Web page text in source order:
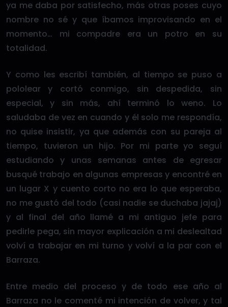
ya me daba por satisfecho, más otras poses cuyo
nombre no sé y que íbamos improvisando en el
momento… mi compadre era un potro en su
totalidad.
Y como les escribí también, al tiempo se puso a
pololear y cortó conmigo, sin despedida, sin
especial, y sin más, ahí terminó lo weno. Lo
saludaba de vez en cuando y él solo me respondía,
no quise insistir, ya que además con su pareja al
tiempo, tuvieron un hijo. Por mi parte yo seguí
estudiando y unas semanas antes de egresar
busqué trabajo en algunas empresas y encontré en
un lugar X y cuento corto no era lo que esperaba,
no me gustó del todo (casi nadie se duchaba jajaj)
y al final del año llamé a mi antiguo jefe para
pedirle pega, sin mayor explicación a mi deslealtad
volví a trabajar en mi turno y volví a la par con el
Barraza.
Entre medio del proceso y de todo ese año al
Barraza no le comenté mi intención de volver, y tal